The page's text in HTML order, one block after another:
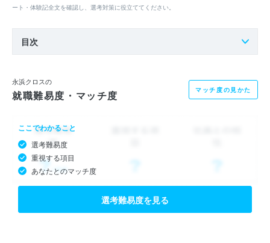
ート・体験記全文を確認し、選考対策に役立ててください。
目次
永浜クロスの
就職難易度・マッチ度 マッチ度の見かた
ここでわかること
選考難易度
重視する項目
あなたとのマッチ度
選考難易度を見る